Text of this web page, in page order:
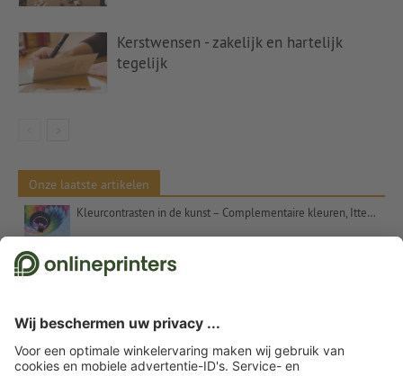
Kerstwensen - zakelijk en hartelijk
tegelijk
Onze laatste artikelen
Kleurcontrasten in de kunst – Complementaire kleuren, Itten en het getal 7
Kerstcadeaus voor klanten – inspiratie en tips
Etalageversiering voor Kerstmis: Tips en inspiratie